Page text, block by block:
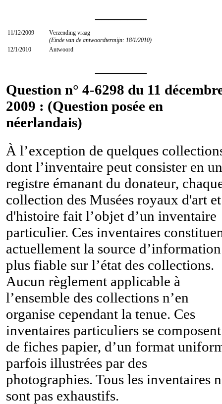
11/12/2009
Verzending vraag
(Einde van de antwoordtermijn: 18/1/2010)
12/1/2010
Antwoord
Question n° 4-6298 du 11
2009 : (Question posée en
néerlandais)
À l’exception de quelques
dont l’inventaire peut consister en un
registre émanant du donateur,
collection des Musées royaux d'art et
d'histoire fait l’objet d’un inventaire
particulier. Ces inventaires
actuellement la source
plus fiable sur l’état des collections.
Aucun règlement applicable à
l’ensemble des collections n’en
organise cependant la tenue. Ces
inventaires particuliers se composent
de fiches papier, d’un format
parfois illustrées par des
photographies. Tous les inventaires
sont pas exhaustifs.